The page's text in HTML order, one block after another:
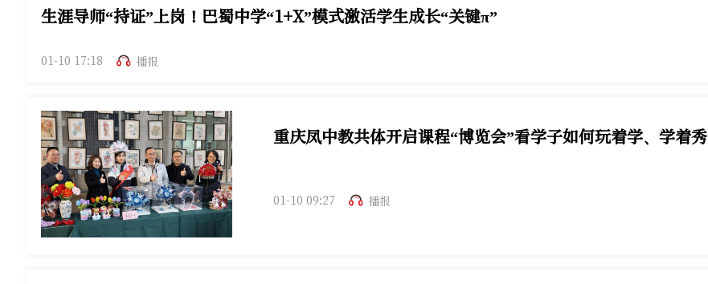
生涯导师“持证”上岗！巴蜀中学“1+X”模式激活学生成长“关键π”
01-10 17:18 播报
重庆凤中教共体开启课程“博览会”看学子如何玩着学、学着秀
01-10 09:27 播报